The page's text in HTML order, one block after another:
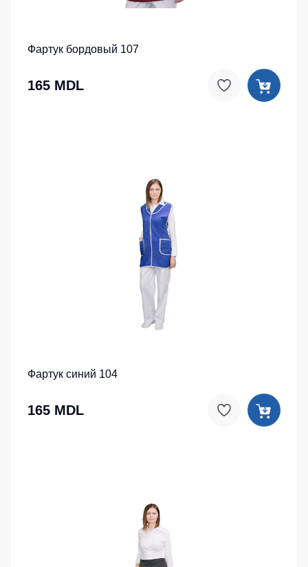
Фартук бордовый 107
165 MDL
Фартук синий 104
165 MDL